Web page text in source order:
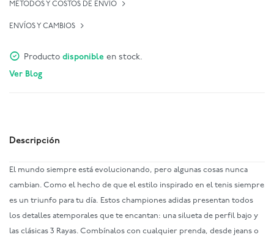
MÉTODOS Y COSTOS DE ENVÍO
ENVÍOS Y CAMBIOS
Producto disponible en stock.
Ver Blog
Descripción
El mundo siempre está evolucionando, pero algunas cosas nunca
cambian. Como el hecho de que el estilo inspirado en el tenis siempre
es un triunfo para tu día. Estos championes adidas presentan todos
los detalles atemporales que te encantan: una silueta de perfil bajo y
las clásicas 3 Rayas. Combínalos con cualquier prenda, desde jeans o